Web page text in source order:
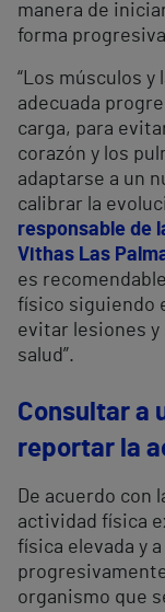
manera de
forma
“Los músculos
adecuada
carga, para
corazón y los
adaptarse a un
calibrar la
responsable de
Vithas Las
es
físico siguiendo
evitar lesiones y
salud”.
Consultar a
reportar la
De acuerdo con
actividad física
física elevada y
organismo que